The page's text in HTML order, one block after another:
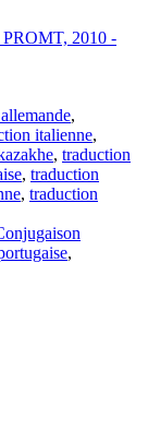
2010 -
,
italienne,
, traduction
, traduction
, traduction
,